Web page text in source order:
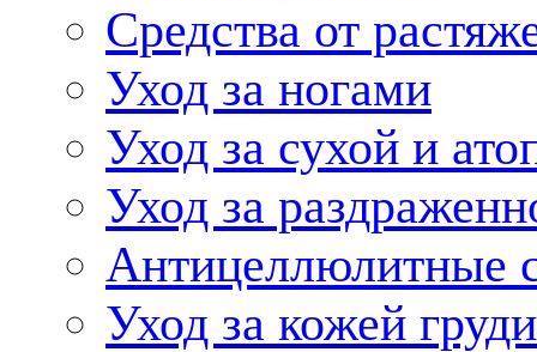
Средства от
Уход за ногами
Уход за сухой и
Уход за
Антицеллюлитные
Уход за кожей